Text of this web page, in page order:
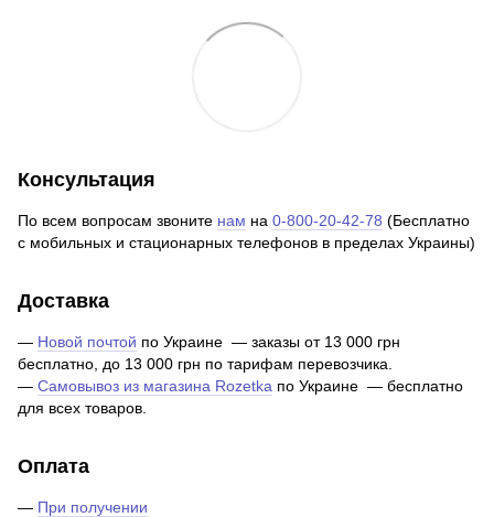
Консультация
По всем вопросам звоните нам на 0-800-20-42-78 (Бесплатно
с мобильных и стационарных телефонов в пределах Украины)
Доставка
— Новой почтой по Украине — заказы от 13 000 грн
бесплатно, до 13 000 грн по тарифам перевозчика.
— Самовывоз из магазина Rozetka по Украине — бесплатно
для всех товаров.
Оплата
— При получении